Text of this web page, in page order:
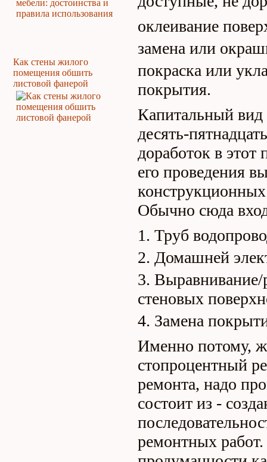
Как стены жилого
помещения обшить
листовой фанерой
оклеивание
замена или
покраска или
покрытия.
Капитальный вид
десять-
доработок в этот
его проведения
Обычно сюда
Труб
Домашней
Выравнивание/
стеновых
Замена
Именно потому,
стопроцентный
ремонта, надо
состоит из -
ремонтных